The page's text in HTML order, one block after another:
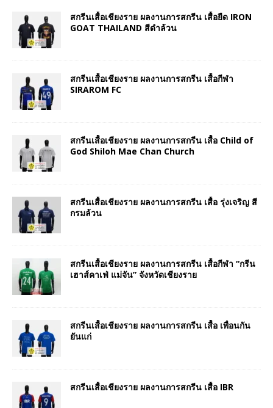
สกรีนเสื้อเชียงราย ผลงานการสกรีน เสื้อยืด IRON
GOAT THAILAND สีดำล้วน
สกรีนเสื้อเชียงราย ผลงานการสกรีน เสื้อกีฬา
SIRAROM FC
สกรีนเสื้อเชียงราย ผลงานการสกรีน เสื้อ Child of
God Shiloh Mae Chan Church
สกรีนเสื้อเชียงราย ผลงานการสกรีน เสื้อ รุ่งเจริญ สี
กรมล้วน
สกรีนเสื้อเชียงราย ผลงานการสกรีน เสื้อกีฬา “กรีน
เฮาส์คาเฟ่ แม่จัน” จังหวัดเชียงราย
สกรีนเสื้อเชียงราย ผลงานการสกรีน เสื้อ เพื่อนกัน
ยันแก่
สกรีนเสื้อเชียงราย ผลงานการสกรีน เสื้อ IBR